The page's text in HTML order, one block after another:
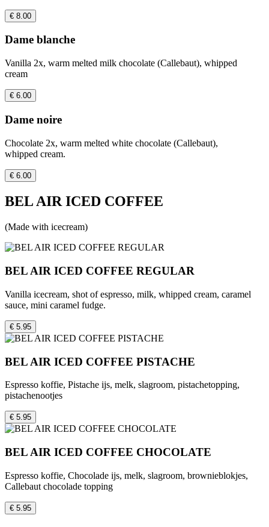
€ 8.00
Dame blanche
Vanilla 2x, warm melted milk chocolate (Callebaut), whipped
cream
€ 6.00
Dame noire
Chocolate 2x, warm melted white chocolate (Callebaut),
whipped cream.
€ 6.00
BEL AIR ICED COFFEE
(Made with icecream)
BEL AIR ICED COFFEE REGULAR
Vanilla icecream, shot of espresso, milk, whipped cream, caramel
sauce, mini caramel fudge.
€ 5.95
BEL AIR ICED COFFEE PISTACHE
Espresso koffie, Pistache ijs, melk, slagroom, pistachetopping,
pistachenootjes
€ 5.95
BEL AIR ICED COFFEE CHOCOLATE
Espresso koffie, Chocolade ijs, melk, slagroom, brownieblokjes,
Callebaut chocolade topping
€ 5.95